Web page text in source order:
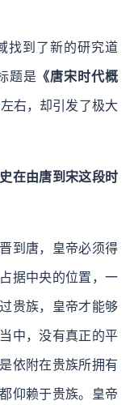
找到了新的研究道
题是 《唐宋时代概
右，却引发了极大
在由唐到宋这段时
到唐，皇帝必须得
据中央的位置，一
贵族，皇帝才能够
中，没有真正的平
依附在贵族所拥有
仰赖于贵族。皇帝